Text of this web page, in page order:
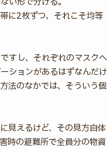
に2枚ずつ、それこそ均等
すし、それぞれのマスクへ
ションがあるはずなんだけ
法のなかでは、そういう個
見えるけど、その見方自体
時の避難所で全員分の物資